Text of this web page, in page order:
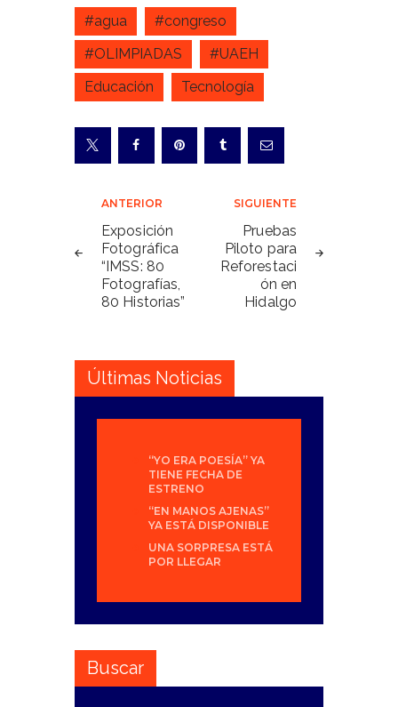
#agua
#congreso
#OLIMPIADAS
#UAEH
Educación
Tecnología
Navegación
de
entradas
ANTERIOR
Exposición
Fotográfica
“IMSS: 80
Fotografías,
80 Historias”
SIGUIENTE
Pruebas
Piloto para
Reforestaci
ón en
Hidalgo
Últimas Noticias
“YO ERA POESÍA” YA
TIENE FECHA DE
ESTRENO
“EN MANOS AJENAS”
YA ESTÁ DISPONIBLE
UNA SORPRESA ESTÁ
POR LLEGAR
Buscar